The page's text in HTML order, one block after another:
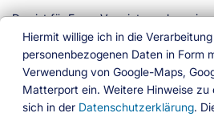
Hiermit willige ich in die
personenbezogenen Daten in Form
Verwendung von Google-Maps,
Matterport ein. Weitere Hinweise zu
sich in der Datenschutzerklärung.
Das ist für Fewo-Vermieter neben
Media und der Nutzung von
Möglichkeit, um auf die eigenen
machen. Auch für Fewo-Gäste kann
den Urlaub bereichern. Warum? Wir
ihren Gastgeber-Podcast kurz vor.